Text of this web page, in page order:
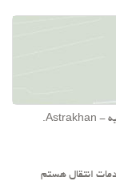
انتقال هستم